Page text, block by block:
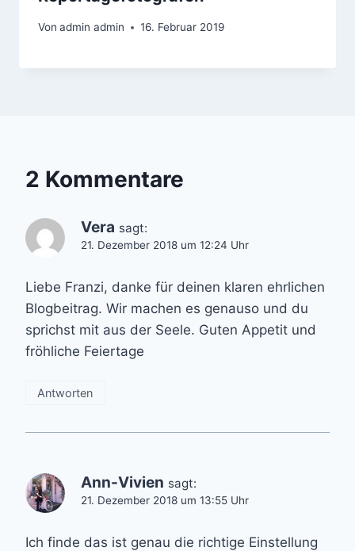
Von admin admin 16. Februar 2019
2 Kommentare
Vera sagt:
21. Dezember 2018 um 12:24 Uhr
Liebe Franzi, danke für deinen klaren ehrlichen
Blogbeitrag. Wir machen es genauso und du
sprichst mit aus der Seele. Guten Appetit und
fröhliche Feiertage
Antworten
Ann-Vivien sagt:
21. Dezember 2018 um 13:55 Uhr
Ich finde das ist genau die richtige Einstellung